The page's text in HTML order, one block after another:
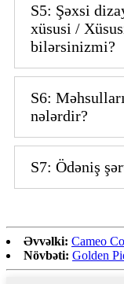
S5: Şəxsi
xüsusi /
bilərsinizmi?
S6:
nələrdir?
S7: Ödəniş
Əvvəlki: Cameo
Növbəti: Golden